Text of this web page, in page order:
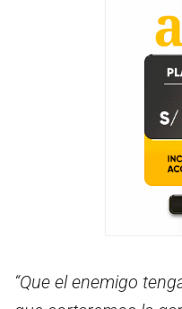
“Que el enemigo